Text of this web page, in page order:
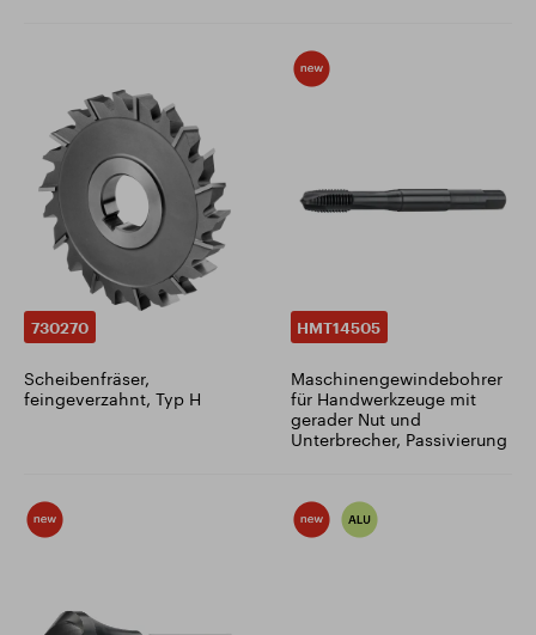
730270
Scheibenfräser,
feingeverzahnt, Typ H
HMT14505
Maschinengewindebohrer
für Handwerkzeuge mit
gerader Nut und
Unterbrecher, Passivierung